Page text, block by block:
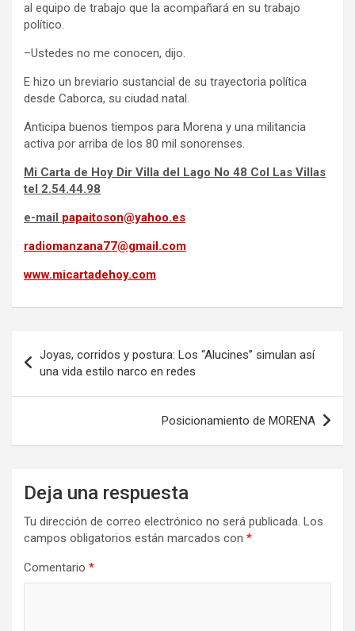
al equipo de trabajo que la acompañará en su trabajo
político.
–Ustedes no me conocen, dijo.
E hizo un breviario sustancial de su trayectoria política
desde Caborca, su ciudad natal.
Anticipa buenos tiempos para Morena y una militancia
activa por arriba de los 80 mil sonorenses.
Mi Carta de Hoy Dir Villa del Lago No 48 Col Las Villas
tel 2.54.44.98
e-mail papaitoson@yahoo.es
radiomanzana77@gmail.com
www.micartadehoy.com
de
entradas
Joyas, corridos y postura: Los “Alucines” simulan así
una vida estilo narco en redes
Posicionamiento de MORENA
Deja una respuesta
Tu dirección de correo electrónico no será publicada. Los
campos obligatorios están marcados con *
Comentario *